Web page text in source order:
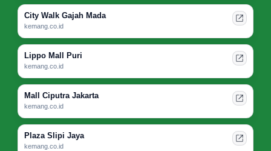
City Walk Gajah Mada
kemang.co.id
Lippo Mall Puri
kemang.co.id
Mall Ciputra Jakarta
kemang.co.id
Plaza Slipi Jaya
kemang.co.id